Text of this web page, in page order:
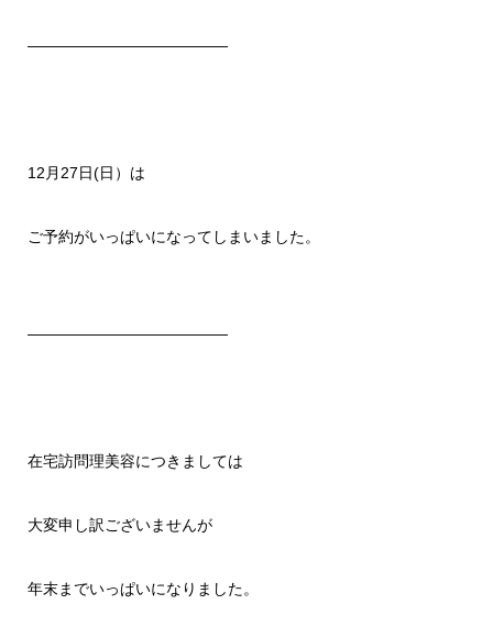
—————————————
12月27日(日）は
ご予約がいっぱいになってしまいました。
—————————————
在宅訪問理美容につきましては
大変申し訳ございませんが
年末までいっぱいになりました。